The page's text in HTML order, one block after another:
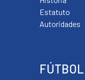
Estatuto
Autoridades
FÚTBOL